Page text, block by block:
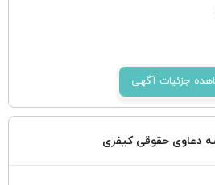
جزئیات آگهی
دعاوی حقوقی کیفری